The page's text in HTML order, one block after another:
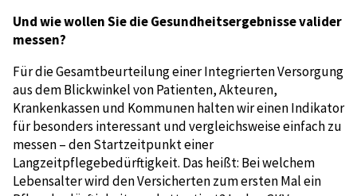
Und wie wollen Sie die Gesundheitsergebnisse valider
messen?
Für die Gesamtbeurteilung einer Integrierten Versorgung
aus dem Blickwinkel von Patienten, Akteuren,
Krankenkassen und Kommunen halten wir einen Indikator
für besonders interessant und vergleichsweise einfach zu
messen – den Startzeitpunkt einer
Langzeitpflegebedürftigkeit. Das heißt: Bei welchem
Lebensalter wird den Versicherten zum ersten Mal ein